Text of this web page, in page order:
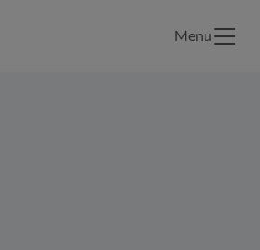
Menu